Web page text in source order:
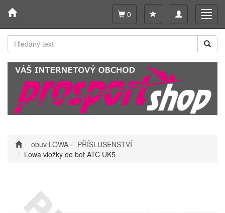
Toggle
navigation
0
obuv LOWA
PŘÍSLUŠENSTVÍ
Lowa vložky do bot ATC UK5